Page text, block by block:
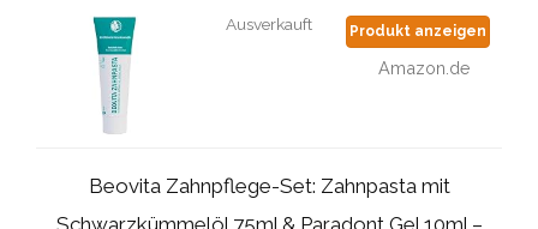
Ausverkauft Produkt anzeigen
Amazon.de
Beovita Zahnpflege-Set: Zahnpasta mit
Schwarzkümmelöl 75ml & Paradont Gel 10ml –